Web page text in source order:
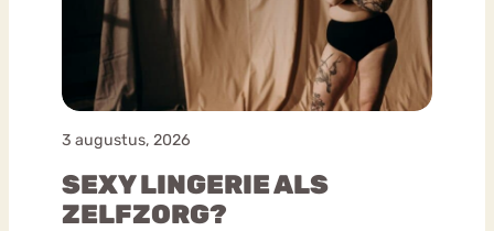
3 augustus, 2026
SEXY LINGERIE ALS
ZELFZORG?